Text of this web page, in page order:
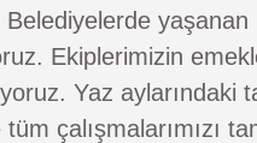
Belediyelerde
Ekiplerimizin
Yaz aylarındaki
çalışmalarımızı